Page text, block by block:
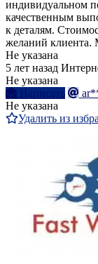
индивидуальном
качественным
к деталям.
желаний клиента.
Не указана
5 лет назад
Не указана
Написать
Не указана
Удалить из